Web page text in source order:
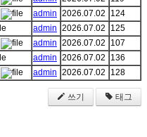
admin 2026.07.02
124
admin 2026.07.02
125
admin 2026.07.02
107
admin 2026.07.02
136
admin 2026.07.02 128
쓰기 태그